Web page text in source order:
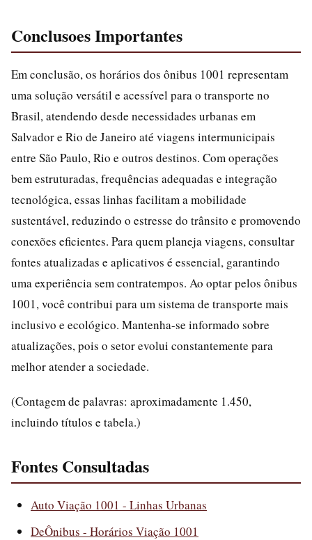
Conclusoes Importantes
Em conclusão, os horários dos ônibus 1001 representam
uma solução versátil e acessível para o transporte no
Brasil, atendendo desde necessidades urbanas em
Salvador e Rio de Janeiro até viagens intermunicipais
entre São Paulo, Rio e outros destinos. Com operações
bem estruturadas, frequências adequadas e integração
tecnológica, essas linhas facilitam a mobilidade
sustentável, reduzindo o estresse do trânsito e promovendo
conexões eficientes. Para quem planeja viagens, consultar
fontes atualizadas e aplicativos é essencial, garantindo
uma experiência sem contratempos. Ao optar pelos ônibus
1001, você contribui para um sistema de transporte mais
inclusivo e ecológico. Mantenha-se informado sobre
atualizações, pois o setor evolui constantemente para
melhor atender a sociedade.
(Contagem de palavras: aproximadamente 1.450,
incluindo títulos e tabela.)
Fontes Consultadas
Auto Viação 1001 - Linhas Urbanas
DeÔnibus - Horários Viação 1001